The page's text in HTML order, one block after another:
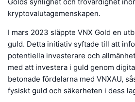
kryptovalutagemenskapen.
I mars 2023 släppte VNX Gold en
guld. Detta initiativ syftade till att
potentiella investerare och
med att investera i guld genom
betonade fördelarna med VNXAU,
fysiskt guld och säkerheten i dess